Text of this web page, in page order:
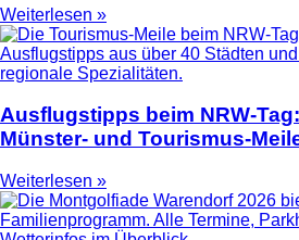
Weiterlesen »
Ausflugstipps beim NRW-
Münster- und Tourismus-
Weiterlesen »